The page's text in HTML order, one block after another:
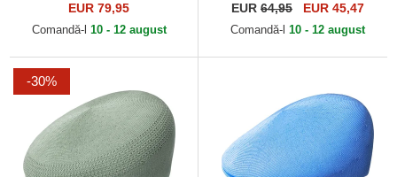
EUR 79,95
Comandă-l 10 - 12 august
EUR 64,95 EUR 45,47
Comandă-l 10 - 12 august
-30%